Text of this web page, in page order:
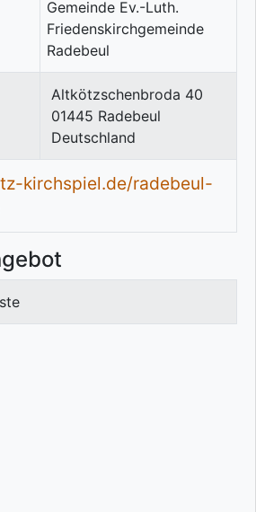
Altkötzschenbroda 40
01445 Radebeul
Deutschland
kirchspiel.de/radebeul-